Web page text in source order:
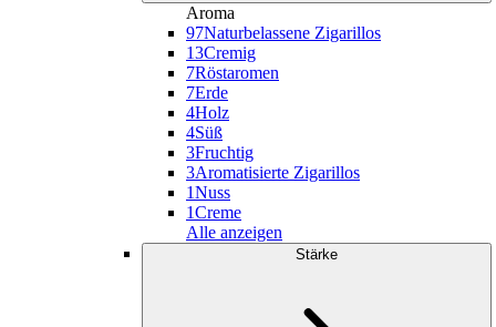
Aroma
97Naturbelassene Zigarillos
13Cremig
7Röstaromen
7Erde
4Holz
4Süß
3Fruchtig
3Aromatisierte Zigarillos
1Nuss
1Creme
Alle anzeigen
Stärke